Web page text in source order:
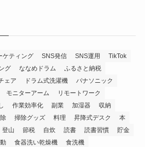
ケティング SNS発信 SNS運用
TikTok
グ ななめドラム
ふるさと納税
ェア ドラム式洗濯機
パナソニック
モニターアーム
リモートワーク
作業効率化 副業 加湿器
収納
掃除グッズ 料理 昇降式デスク
本
登山 節税 自炊 読書 読書習慣
貯金
食器洗い乾燥機 食洗機